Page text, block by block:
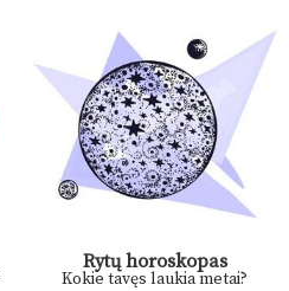
Rytų horoskopas
Kokie tavęs laukia metai?